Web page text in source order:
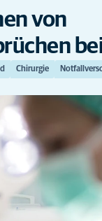
von
Chirurgie